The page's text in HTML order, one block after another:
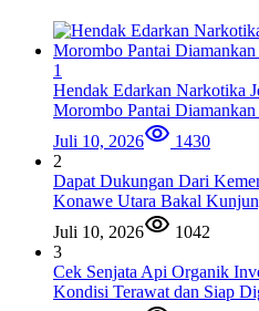
1
Hendak Edarkan Narkotika
Morombo Pantai Diamankan
Juli 10, 2026
1430
2
Dapat Dukungan Dari
Konawe Utara Bakal
Juli 10, 2026
1042
3
Cek Senjata Api Organik
Kondisi Terawat dan Siap